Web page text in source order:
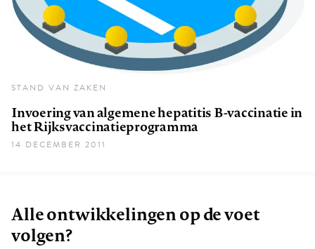
STAND VAN ZAKEN
Invoering van algemene hepatitis B-vaccinatie in
het Rijksvaccinatieprogramma
14 DECEMBER 2011
Alle ontwikkelingen op de voet
volgen?